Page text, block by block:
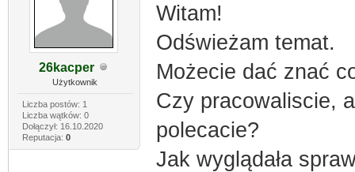
26kacper
Użytkownik
Liczba postów: 1
Liczba wątków: 0
Dołączył: 16.10.2020
Reputacja: 0
Witam!
Odświeżam temat.
Możecie dać znać
Czy pracowaliscie,
polecacie?
Jak wyglądała